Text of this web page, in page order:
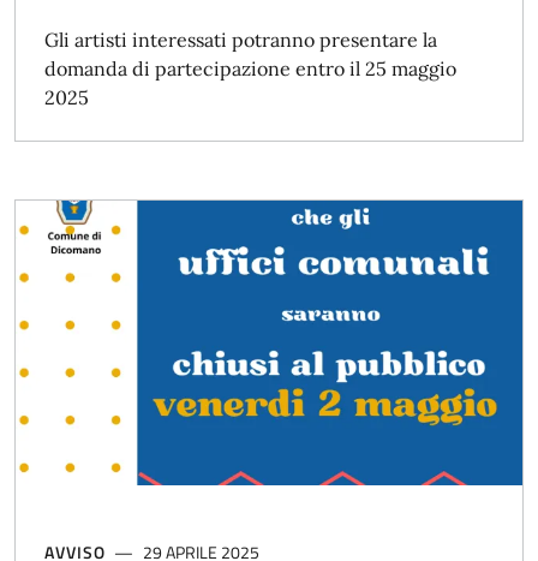
Gli artisti interessati potranno presentare la
domanda di partecipazione entro il 25 maggio
2025
AVVISO 29 APRILE 2025